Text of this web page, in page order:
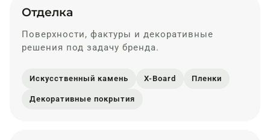
Отделка
Поверхности, фактуры и декоративные
решения под задачу бренда.
Искусственный камень X-Board Пленки
Декоративные покрытия